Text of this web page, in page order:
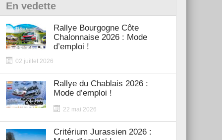
En vedette
Rallye Bourgogne Côte
Chalonnaise 2026 : Mode
d’emploi !
02 juillet 2026
Rallye du Chablais 2026 :
Mode d’emploi !
22 mai 2026
Critérium Jurassien 2026 :